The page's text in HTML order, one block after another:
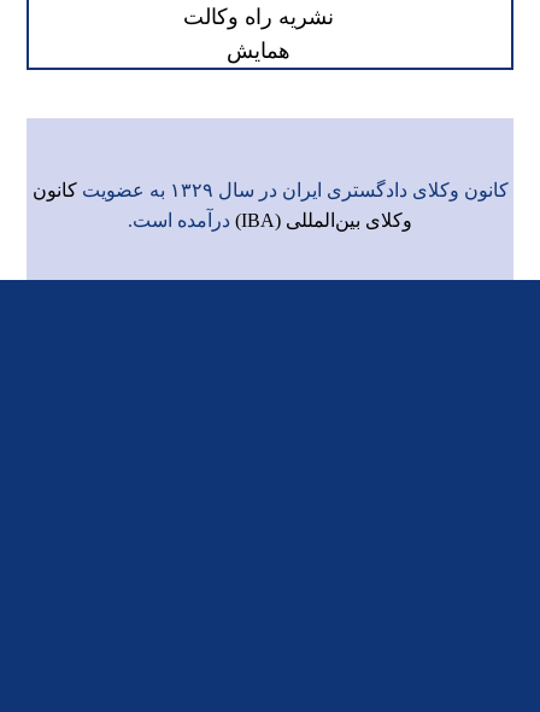
نشریه راه وکالت
همایش
کانون وکلای دادگستری ایران در سال ۱۳۲۹ به عضویت
کانون
وکلای بین‌المللی (IBA)
درآمده است.